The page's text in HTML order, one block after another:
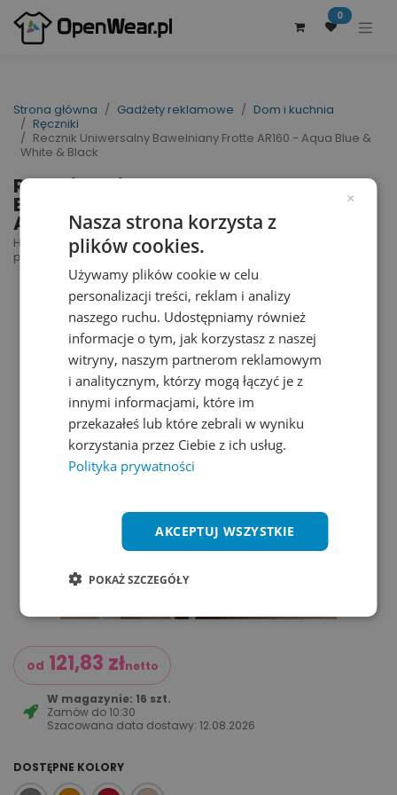
0
Strona główna Gadżety reklamowe
Dom i kuchnia
Ręczniki
Recznik Uniwersalny Bawelniany Frotte AR160 - Aqua Blue &
White & Black
Recznik Uniwersalny
Bawelniany Frotte AR160 -
Aqua Blue & White & Black
Hamamzz Towel Rhodos | nr art.: AR160 | nr art.
producenta: AR160
od 121,83 złnetto
W magazynie: 16 szt.
Zamów do10:30
Szacowana data dostawy:12.08.2026
DOSTĘPNE KOLORY
×
Nasza strona korzysta z
plików cookies.
Używamy plików cookie w celu
personalizacji treści, reklam i analizy
naszego ruchu. Udostępniamy również
informacje o tym, jak korzystasz z naszej
witryny, naszym partnerom reklamowym
i analitycznym, którzy mogą łączyć je z
innymi informacjami, które im
przekazałeś lub które zebrali w wyniku
korzystania przez Ciebie z ich usług.
Polityka prywatności
AKCEPTUJ WSZYSTKIE
POKAŻ SZCZEGÓŁY